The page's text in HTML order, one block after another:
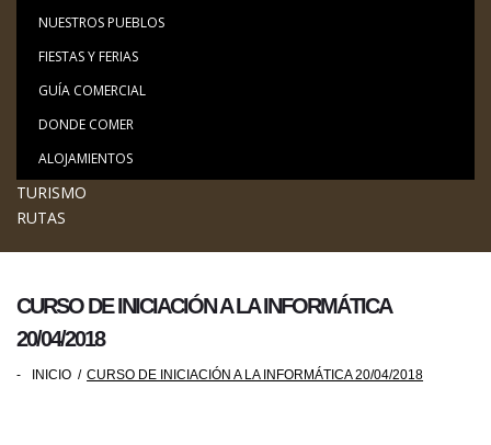
NUESTROS PUEBLOS
FIESTAS Y FERIAS
GUÍA COMERCIAL
DONDE COMER
ALOJAMIENTOS
TURISMO
RUTAS
CURSO DE INICIACIÓN A LA INFORMÁTICA
20/04/2018
- INICIO / CURSO DE INICIACIÓN A LA INFORMÁTICA 20/04/2018